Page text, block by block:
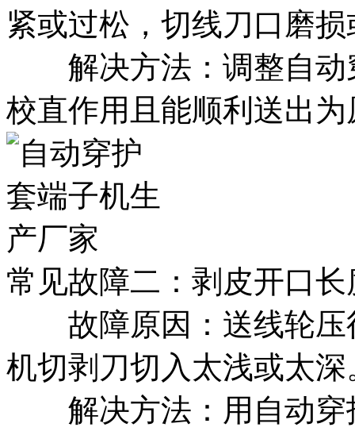
紧或过松，切线刀口磨
解决方法：调整自动
校直作用且能顺利送出
常见故障二：剥皮开口长
故障原因：送线轮压
机切剥刀切入太浅或太深
解决方法：用自动穿